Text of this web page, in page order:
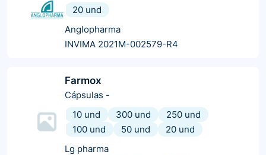
20 und
Anglopharma
INVIMA 2021M-002579-R4
Farmox
Cápsulas -
10 und
300 und
250 und
100 und
50 und
20 und
Lg pharma